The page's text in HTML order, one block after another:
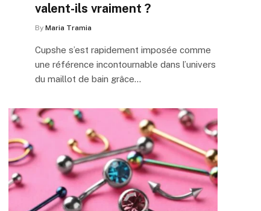
valent-ils vraiment ?
By Maria Tramia
Cupshe s’est rapidement imposée comme
une référence incontournable dans l’univers
du maillot de bain grâce…